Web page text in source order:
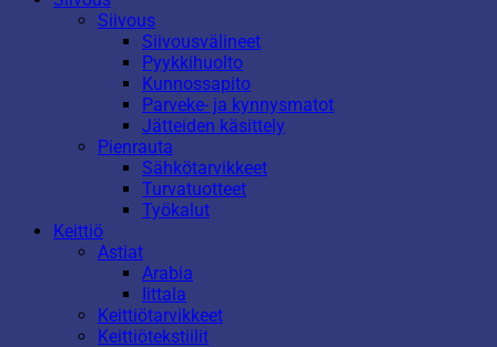
Siivous
Siivousvälineet
Pyykkihuolto
Kunnossapito
Parveke- ja kynnysmatot
Jätteiden käsittely
Pienrauta
Sähkötarvikkeet
Turvatuotteet
Työkalut
Keittiö
Astiat
Arabia
Iittala
Keittiötarvikkeet
Keittiötekstiilit